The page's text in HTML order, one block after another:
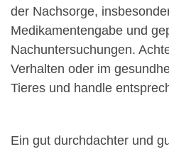
der Nachsorge,
Medikamentengabe und
Nachuntersuchungen.
Verhalten oder im
Tieres und handle
Ein gut durchdachter und